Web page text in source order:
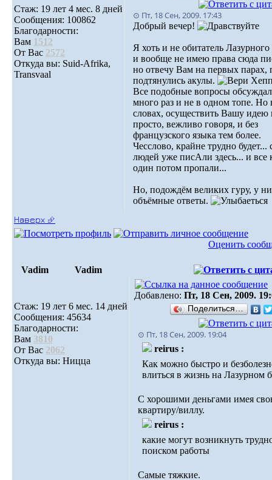
Стаж: 19 лет 4 мес. 8 дней
Сообщения: 100862
Благодарности:
Вам 1512
От Вас 2572
Откуда вы: Suid-Afrika,
Transvaal
⊙ Пт, 18 Сен, 2009. 17:43
Добрый вечер!
Я хоть и не обитатель Лазурного
и вообще не имею права сюда
но отвечу Вам на первых парах,
подтянулись акулы.
Все подобные вопросы
много раз и не в одном топе. Но
словах, осуществить Вашу идею
просто, вежливо говоря, и без
французского языка тем более.
Чесслово, крайне трудно будет...
людей уже писАли здесь... и все
один потом пропали...
Но, подождём великих гуру, у
объёмные ответы.
Наверх ⮵
Оценить
Vadim Vadim
Стаж: 19 лет 6 мес. 14 дней
Сообщения: 45634
Благодарности:
Вам 3810
От Вас 2062
Откуда вы: Ницца
Добавлено: Пт, 18 Сен, 2009.
Поделиться…
⊙ Пт, 18 Сен, 2009. 19:04
reirus :
Как можно быстро и
влиться в жизнь на Лазурном
С хорошими деньгами имея
квартиру/виллу.
reirus :
какие могут возникнуть
поиском работы
Самые тяжкие.